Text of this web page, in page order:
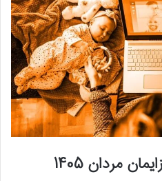
مردان 1405